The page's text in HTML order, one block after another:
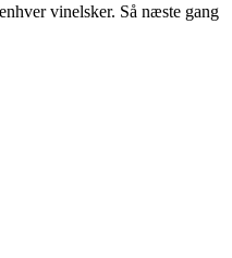
vinelsker. Så næste gang